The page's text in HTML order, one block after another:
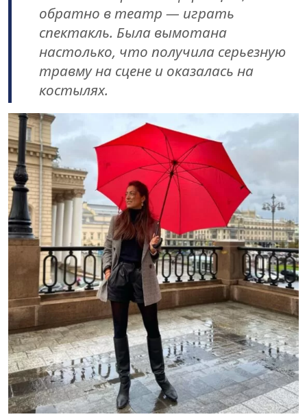
обратно в театр — играть
спектакль. Была вымотана
настолько, что получила серьезную
травму на сцене и оказалась на
костылях.